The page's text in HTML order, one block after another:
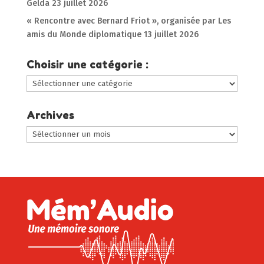
Gelda 23 juillet 2026
« Rencontre avec Bernard Friot », organisée par Les
amis du Monde diplomatique 13 juillet 2026
Choisir une catégorie :
Choisir
une
catégorie
:
Archives
Archives